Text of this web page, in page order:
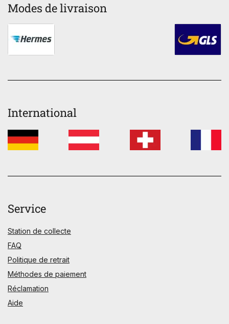
Modes de livraison
International
Service
Station de collecte
FAQ
Politique de retrait
Méthodes de paiement
Réclamation
Aide